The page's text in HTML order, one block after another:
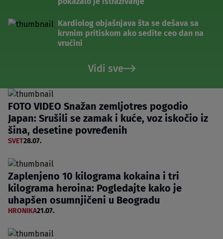
Kardiolog objašnjava šta se dešava sa
krvnim pritiskom ako sedite ceo dan na
vrućini
Vidi sve
FOTO VIDEO Snažan zemljotres pogodio
Japan: Srušili se zamak i kuće, voz iskočio iz
šina, desetine povređenih
SVET28.07.
Zaplenjeno 10 kilograma kokaina i tri
kilograma heroina: Pogledajte kako je
uhapšen osumnjičeni u Beogradu
HRONIKA21.07.